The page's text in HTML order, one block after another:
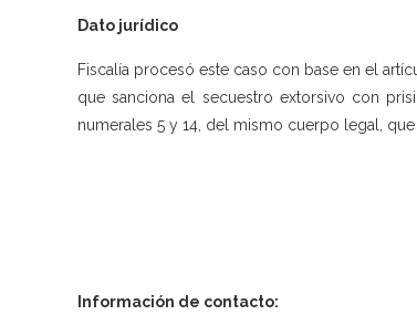
Dato jurídico
Fiscalía procesó este caso con base en el
que sanciona el secuestro extorsivo con
numerales 5 y 14, del mismo cuerpo legal,
Información de contacto: